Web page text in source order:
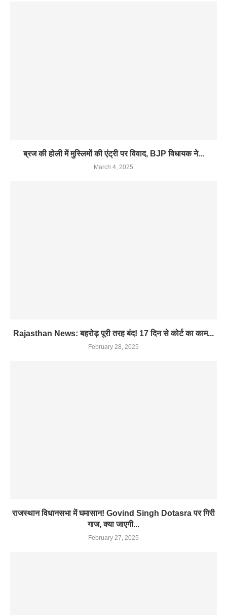
ब्रज की होली में मुस्लिमों की एंट्री पर विवाद, BJP विधायक ने...
March 4, 2025
Rajasthan News: बहरोड़ पूरी तरह बंद! 17 दिन से कोर्ट का काम...
February 28, 2025
राजस्थान विधानसभा में घमासान! Govind Singh Dotasra पर गिरी
गाज, क्या जाएगी...
February 27, 2025